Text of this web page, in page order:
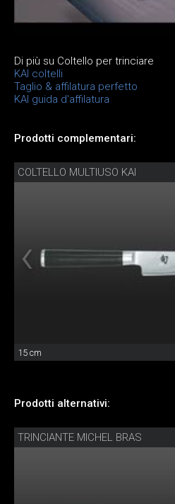
Di più su Coltello per trinciare
KAI coltelli
Taglio & affilatura perfetto
KAI guida d'affilatura
Prodotti complementari:
COLTELLO MULTIUSO KAI
15 cm
Prodotti alternativi:
TRINCIANTE MICHEL BRAS